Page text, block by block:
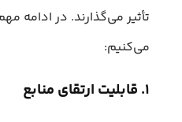
تأثیر می‌گذارند. در ادامه
می‌کنیم:
۱. قابلیت ارتقای منابع